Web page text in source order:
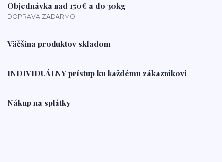
Objednávka nad 150€ a do 30kg
DOPRAVA ZADARMO
Väčšina produktov skladom
INDIVIDUÁLNY prístup ku každému zákazníkovi
Nákup na splátky